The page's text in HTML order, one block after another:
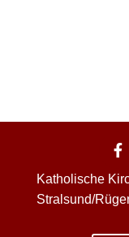
Katholische
Stralsund/